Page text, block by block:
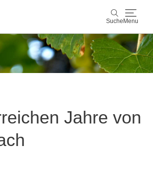
Suche Menu
Suche
Wein & Genuss
Veranstaltungen
Jahre von